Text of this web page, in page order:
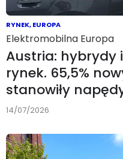
RYNEK,EUROPA
Elektromobilna Europa
Austria: hybrydy
rynek. 65,5%
stanowiły
14/07/2026